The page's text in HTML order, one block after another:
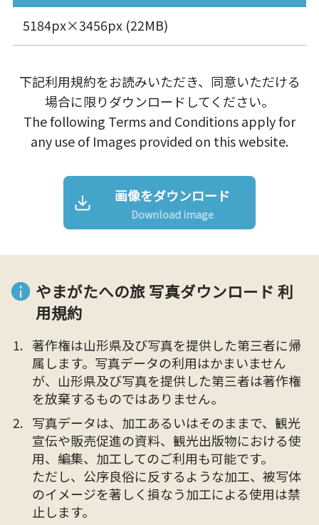
5184px×3456px (22MB)
下記利用規約をお読みいただき、同意いただける
場合に限りダウンロードしてください。
The following Terms and Conditions apply for
any use of Images provided on this website.
画像をダウンロード
Download image
やまがたへの旅 写真ダウンロード 利
用規約
著作権は山形県及び写真を提供した第三者に帰
属します。写真データの利用はかまいません
が、山形県及び写真を提供した第三者は著作権
を放棄するものではありません。
写真データは、加工あるいはそのままで、観光
宣伝や販売促進の資料、観光出版物における使
用、編集、加工してのご利用も可能です。
ただし、公序良俗に反するような加工、被写体
のイメージを著しく損なう加工による使用は禁
止します。